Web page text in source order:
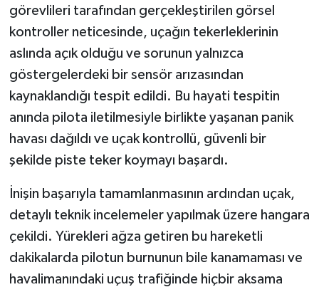
görevlileri tarafından gerçekleştirilen görsel
kontroller neticesinde, uçağın tekerleklerinin
aslında açık olduğu ve sorunun yalnızca
göstergelerdeki bir sensör arızasından
kaynaklandığı tespit edildi. Bu hayati tespitin
anında pilota iletilmesiyle birlikte yaşanan panik
havası dağıldı ve uçak kontrollü, güvenli bir
şekilde piste teker koymayı başardı.
İnişin başarıyla tamamlanmasının ardından uçak,
detaylı teknik incelemeler yapılmak üzere hangara
çekildi. Yürekleri ağza getiren bu hareketli
dakikalarda pilotun burnunun bile kanamaması ve
havalimanındaki uçuş trafiğinde hiçbir aksama